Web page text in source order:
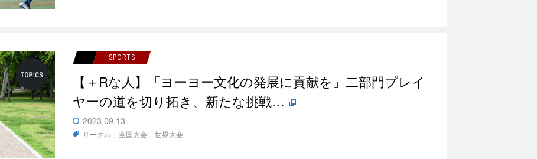
SPORTS
【＋Rな人】「ヨーヨー文化の発展に貢献を」二部門プレイ
ヤーの道を切り拓き、新たな挑戦…
2023.09.13
サークル 全国大会 世界大会